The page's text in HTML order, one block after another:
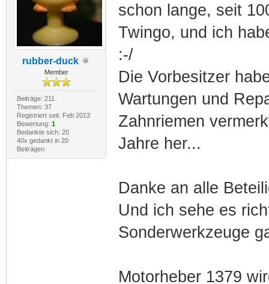
rubber-duck
Member
Beiträge: 211
Themen: 37
Registriert seit: Feb 2013
Bewertung: 1
Bedankte sich: 20
40x gedankt in 20
Beiträgen
schon lange, seit
Twingo, und ich
:-/
Die Vorbesitzer
Wartungen und
Zahnriemen
Jahre her...
Danke an alle
Und ich sehe es
Sonderwerkzeuge
Motorheber 1379